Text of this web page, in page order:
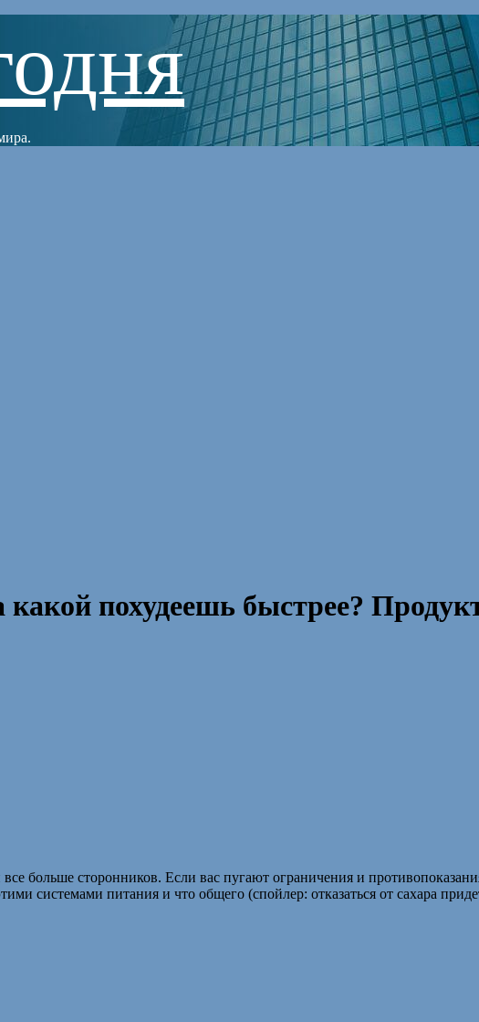
похудеешь быстрее?
больше сторонников. Если вас пугают ограничения и
системами питания и что общего (спойлер: отказаться от сахара